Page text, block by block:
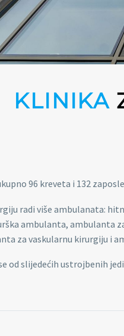
KLINIKA
96 kreveta i 132
radi više ambulanata:
ambulanta,
za vaskularnu kirurgiju i
od slijedećih ustrojbenih